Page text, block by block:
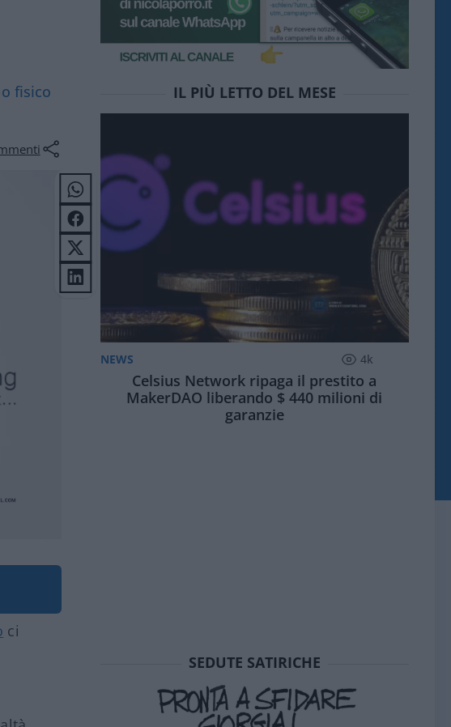
fisico
ci
IL PIÙ LETTO DEL MESE
NEWS 4k
Celsius Network ripaga il prestito a
MakerDAO liberando $ 440 milioni di
garanzie
SEDUTE SATIRICHE